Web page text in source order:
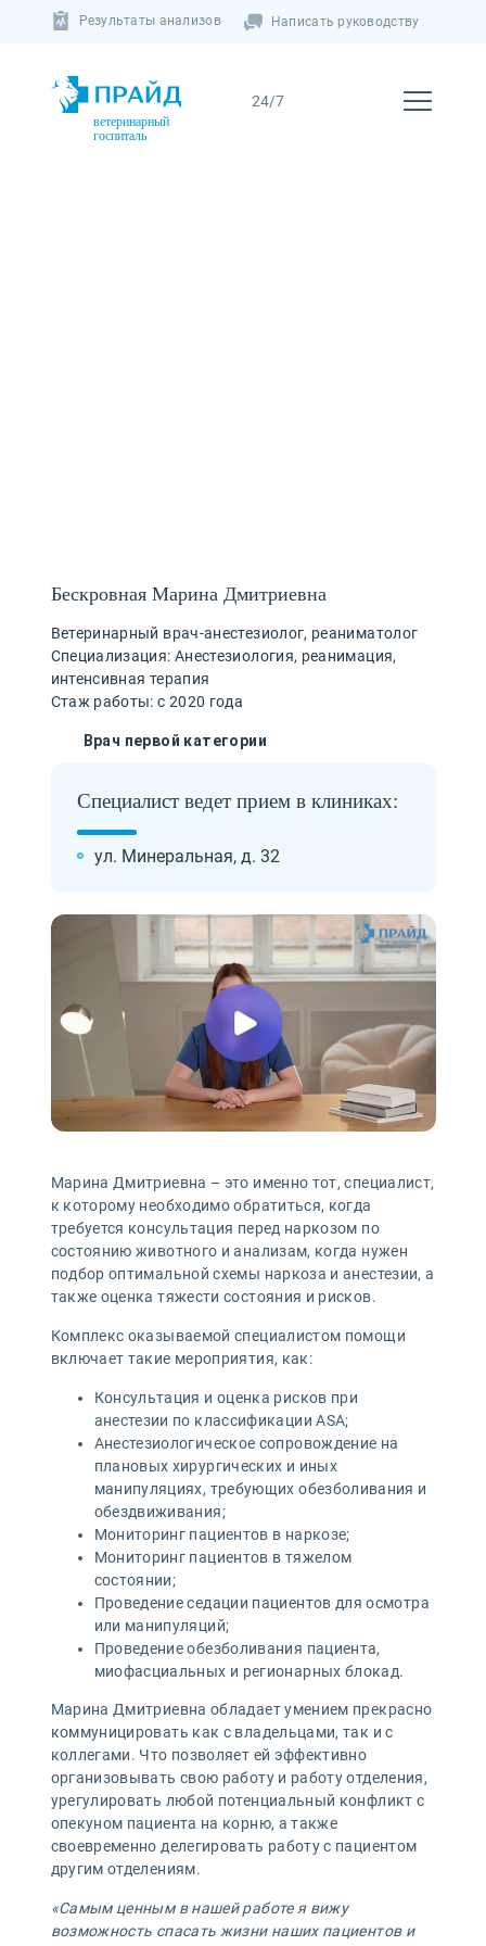
Результаты анализов Написать руководству
ветеринарный
госпиталь
Бескровная Марина Дмитриевна
Ветеринарный врач-анестезиолог, реаниматолог
Специализация: Анестезиология, реанимация,
интенсивная терапия
Стаж работы: с 2020 года
Врач первой категории
Специалист ведет прием в клиниках:
ул. Минеральная, д. 32
Марина Дмитриевна – это именно тот, специалист,
к которому необходимо обратиться, когда
требуется консультация перед наркозом по
состоянию животного и анализам, когда нужен
подбор оптимальной схемы наркоза и анестезии, а
также оценка тяжести состояния и рисков.
Комплекс оказываемой специалистом помощи
включает такие мероприятия, как:
Консультация и оценка рисков при
анестезии по классификации ASA;
Анестезиологическое сопровождение на
плановых хирургических и иных
манипуляциях, требующих обезболивания и
обездвиживания;
Мониторинг пациентов в наркозе;
Мониторинг пациентов в тяжелом
состоянии;
Проведение седации пациентов для осмотра
или манипуляций;
Проведение обезболивания пациента,
миофасциальных и регионарных блокад.
Марина Дмитриевна обладает умением прекрасно
коммуницировать как с владельцами, так и с
коллегами. Что позволяет ей эффективно
организовывать свою работу и работу отделения,
урегулировать любой потенциальный конфликт с
опекуном пациента на корню, а также
своевременно делегировать работу с пациентом
другим отделениям.
«Самым ценным в нашей работе я вижу
возможность спасать жизни наших пациентов и